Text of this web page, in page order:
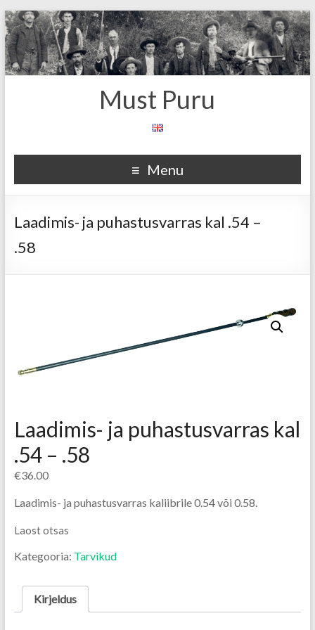
Must Puru
Menu
Laadimis- ja puhastusvarras kal .54 –
.58
Laadimis- ja puhastusvarras kal
.54 – .58
€36.00
Laadimis- ja puhastusvarras kaliibrile 0.54 või 0.58.
Laost otsas
Kategooria: Tarvikud
Kirjeldus